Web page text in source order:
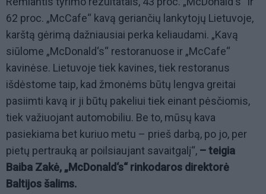
62 proc. „McCafe“ kavą geriančių lankytojų Lietuvoje,
karštą gėrimą dažniausiai perka keliaudami. „Kavą
siūlome „McDonald‘s“ restoranuose ir „McCafe“
kavinėse. Lietuvoje tiek kavines, tiek restoranus
išdėstome taip, kad žmonėms būtų lengva greitai
pasiimti kavą ir ji būtų pakeliui tiek einant pėsčiomis,
tiek važiuojant automobiliu. Be to, mūsų kava
pasiekiama bet kuriuo metu – prieš darbą, po jo, per
pietų pertrauką ar poilsiaujant savaitgalį“, – teigia
Baiba Zakė, „McDonald‘s“ rinkodaros direktorė
Baltijos šalims.